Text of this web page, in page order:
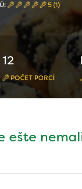
5 (1)
12
POČET PORCÍ
ešte